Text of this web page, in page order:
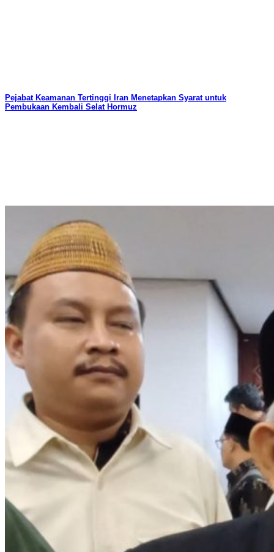
Pejabat Keamanan Tertinggi Iran Menetapkan Syarat untuk
Pembukaan Kembali Selat Hormuz